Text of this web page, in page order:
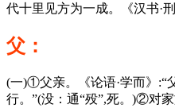
代十里见方为一成。《汉书·
父：
(一)①父亲。《论语·学而》:“
行。”(没：通“殁”,死。)②对